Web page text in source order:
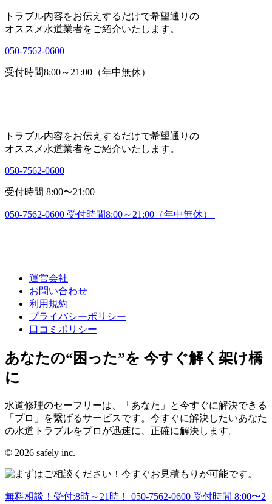
トラブル内容をお伝えするだけで希望通りの
オススメ水道業者をご紹介いたします。
050-7562-0600
受付時間8:00～21:00（年中無休）
トラブル内容をお伝えするだけで希望通りの
オススメ水道業者をご紹介いたします。
050-7562-0600
受付時間 8:00〜21:00
050-7562-0600 受付時間8:00～21:00（年中無休）
運営会社
お問い合わせ
利用規約
プライバシーポリシー
口コミポリシー
あなたの“困った”を 今すぐ解く架け橋
に
水道修理のセーフリーは、「あなた」と今すぐに解決できる
「プロ」を繋げるサービスです。今すぐに解決したいあなた
の水道トラブルをプロが迅速に、正確に解決します。
© 2026 safely inc.
無料相談！受付:8時～21時！ 050-7562-0600 受付時間 8:00〜2